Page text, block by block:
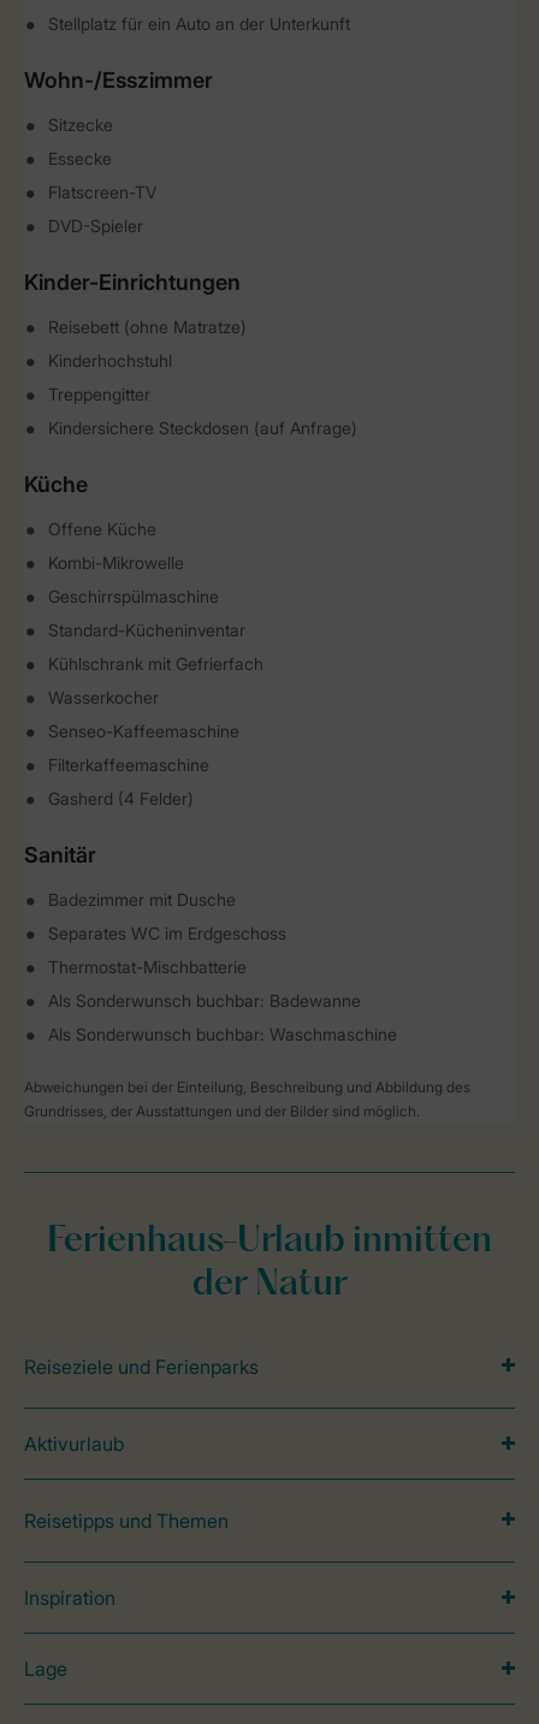
Stellplatz für ein Auto an der Unterkunft
Wohn-/Esszimmer
Sitzecke
Essecke
Flatscreen-TV
DVD-Spieler
Kinder-Einrichtungen
Reisebett (ohne Matratze)
Kinderhochstuhl
Treppengitter
Kindersichere Steckdosen (auf Anfrage)
Küche
Offene Küche
Kombi-Mikrowelle
Geschirrspülmaschine
Standard-Kücheninventar
Kühlschrank mit Gefrierfach
Wasserkocher
Senseo-Kaffeemaschine
Filterkaffeemaschine
Gasherd (4 Felder)
Sanitär
Badezimmer mit Dusche
Separates WC im Erdgeschoss
Thermostat-Mischbatterie
Als Sonderwunsch buchbar: Badewanne
Als Sonderwunsch buchbar: Waschmaschine
Abweichungen bei der Einteilung, Beschreibung und Abbildung des
Grundrisses, der Ausstattungen und der Bilder sind möglich.
Ferienhaus-Urlaub inmitten
der Natur
Reiseziele und Ferienparks
Aktivurlaub
Reisetipps und Themen
Inspiration
Lage